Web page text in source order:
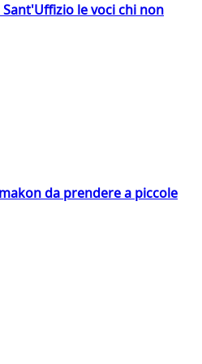
le voci chi non
da prendere a piccole